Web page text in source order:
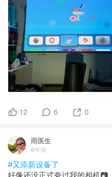
12 6 0
雨医生
6年前
#又添新设备了
好像还没正式夸过我的相机📷